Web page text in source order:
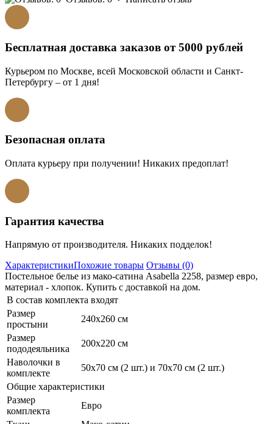
Бесплатная доставка заказов от 5000 рублей
Курьером по Москве, всей Московской области и Санкт-
Петербургу – от 1 дня!
Безопасная оплата
Оплата курьеру при получении! Никаких предоплат!
Гарантия качества
Напрямую от производителя. Никаких подделок!
ХарактеристикиПохожие товары Отзывы (0)
Постельное белье из мако-сатина Asabella 2258, размер евро,
материал - хлопок. Купить с доставкой на дом.
В состав комплекта входят
Размер
простыни
240х260 см
Размер
пододеяльника
200х220 см
Наволочки в
комплекте
50х70 см (2 шт.) и 70х70 см (2 шт.)
Общие характеристики
Размер
комплекта
Евро